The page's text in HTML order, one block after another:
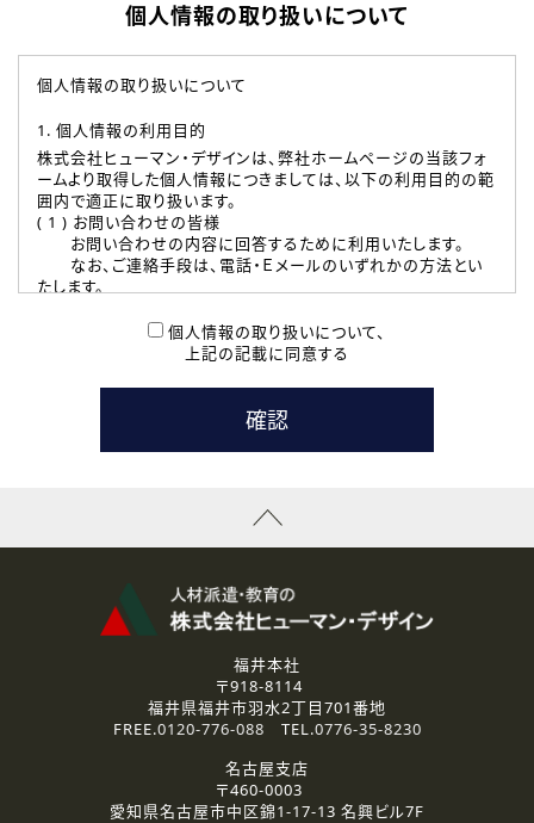
個人情報の取り扱いについて
個人情報の取り扱いについて
1. 個人情報の利用目的
株式会社ヒューマン・デザインは、弊社ホームページの当該フォ
ームより取得した個人情報につきましては、以下の利用目的の範
囲内で適正に取り扱います。
( 1 ) お問い合わせの皆様
お問い合わせの内容に回答するために利用いたします。
なお、ご連絡手段は、電話・Ｅメールのいずれかの方法とい
たします。
本登録に関するご連絡および本登録時の参考情報として利
たします。
( 3 ) スタッフ派遣を検討されている企業の皆様
お問い合わせの内容に回答するために利用いたします。
なお、ご連絡手段は、電話・Ｅメールのいずれかの方法とい
資料送付、受講相談に関するご連絡のために利用いたしま
その他、お問い合わせの内容に回答するために利用いたし
なお、ご連絡手段は、電話・Ｅメールのいずれかの方法とい
2.個人情報の第三者提供
ご提供いただいた個人情報は、法令等の規定に従う場合を除き、
3.個人情報の取り扱いの委託
弊社の定める個人情報保護の評価基準を満たした委託先に、個
個人情報の取り扱いについて、
上記の記載に同意する
福井本社
〒918-8114
福井県福井市羽水2丁目701番地
FREE.0120-776-088 TEL.0776-35-8230
名古屋支店
〒460-0003
愛知県名古屋市中区錦1-17-13 名興ビル7F